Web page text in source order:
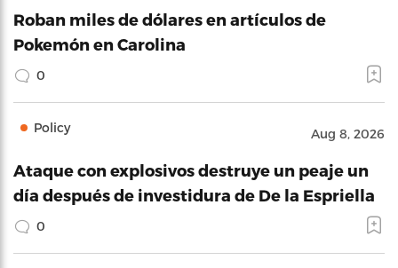
Roban miles de dólares en artículos de
Pokemón en Carolina
0
Policy Aug 8, 2026
Ataque con explosivos destruye un peaje un
día después de investidura de De la Espriella
0